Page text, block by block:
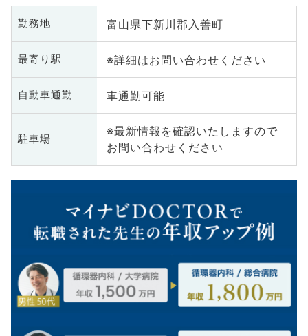
勤務地 富山県下新川郡入善町
最寄り駅 ※詳細はお問い合わせください
自動車通勤 車通勤可能
駐車場
※最新情報を確認いたしますので
お問い合わせください